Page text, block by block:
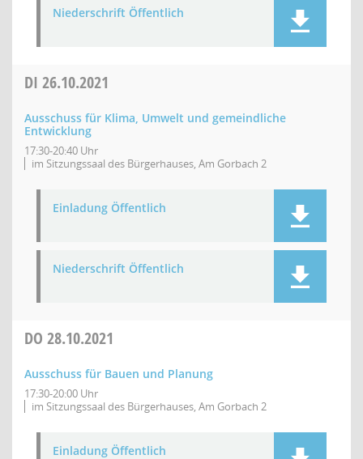
Niederschrift Öffentlich
DI 26.10.2021
Ausschuss für Klima, Umwelt und gemeindliche
Entwicklung
17:30-20:40 Uhr
im Sitzungssaal des Bürgerhauses, Am Gorbach 2
Einladung Öffentlich
Niederschrift Öffentlich
DO 28.10.2021
Ausschuss für Bauen und Planung
17:30-20:00 Uhr
im Sitzungssaal des Bürgerhauses, Am Gorbach 2
Einladung Öffentlich